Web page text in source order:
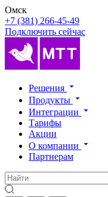
Омск
+7 (381) 266-45-49
Подключить сейчас
Решения
Продукты
Интеграции
Тарифы
Акции
О компании
Партнерам